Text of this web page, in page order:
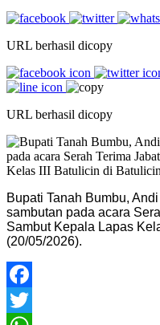
URL berhasil dicopy
URL berhasil dicopy
Bupati Tanah Bumbu,
sambutan pada acara
Sambut Kepala Lapas
(20/05/2026).
Facebook